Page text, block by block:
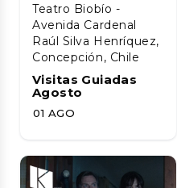
Teatro Biobío -
Avenida Cardenal
Raúl Silva Henríquez,
Concepción, Chile
Visitas Guiadas
Agosto
01 AGO